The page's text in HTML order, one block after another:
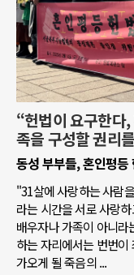
“헌법이 요구한
족을 구성할 권리를
동성 부부들, 혼인평등
"31살에 사랑하는 사람
라는 시간을 서로 사랑
배우자나 가족이 아니
하는 자리에서는 번번
가오게 될 죽음의 ...